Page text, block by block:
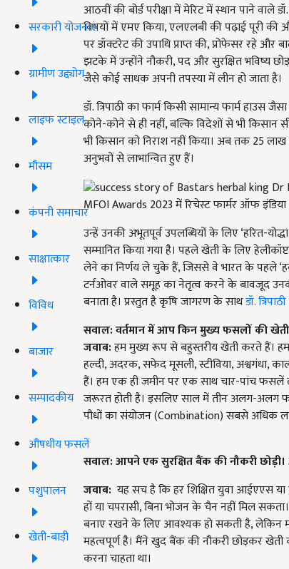
सरकारी योजनाएं
ग्रामीण उद्द्योग
लाइफ स्टाइल
मौसम
कंपनी समाचार
साक्षात्कार
विविध
बाजार
सम्पादकीय
औषधीय फसलें
पशुपालन
खेती-बाड़ी
आठवीं की बोर्ड परीक्षा में मेरिट में स्थान पाने वाले
विषयों में एमए किया, एलएलबी की पढ़ाई पूरी की
पर डॉक्टरेट की उपाधि प्राप्त की, प्रोफेसर रहे
झटके में उन्होंने नौकरी, पद और सुरक्षित भविष्य
जैसे कोई साधक अपनी तपस्या में लीन हो जाता है।
डॉ. त्रिपाठी का फार्म किसी सामान्य फार्म
कोने-कोने से ही नहीं, बल्कि विदेशों से भी
भी किसान को निराश नहीं किया। अब तक 25
अनुभवों से लाभान्वित हुए हैं।
MFOI Awards 2023 में रिचेस्ट फार्मर ऑफ इंडिया
उन्हें उनकी अभूतपूर्व उपलब्धियों के लिए ‘हरित-
सम्मानित किया गया है। पहले खेती के लिए
लेने का निर्णय ले चुके हैं, जिससे वे भारत के पहले
टर्नओवर वाले समूह का नेतृत्व करने के बावजूद
बनाता है। प्रस्तुत है कृषि जागरण के साथडॉ. त्रिपाठी
सवाल: वर्तमान में आप किन मुख्य फसलों की
जवाब:हम मुख्य रूप से बहुस्तरीय खेती करते हैं।
हल्दी, अदरक, सफेद मूसली, स्टीविया, अश्वगंधा,
हैं। हम एक ही जमीन पर एक साथ चार-पांच फसलें
जरूरत होती है। इसलिए साल में तीन अलग-अलग
पौधों का संयोजन (Combination) सबसे अधिक
सवाल: आपने एक सुरक्षित बैंक की नौकरी छोड़ी।
जवाब: यह सच है कि हर शिक्षित युवा आईएएस
हों या चपरासी, बिना भोजन के चैन नहीं मिल
बनाए रखने के लिए आवश्यक हो सकती है, लेकिन
महत्वपूर्ण है। मैंने खुद बैंक की नौकरी छोड़कर खेती
करना चाहता था।